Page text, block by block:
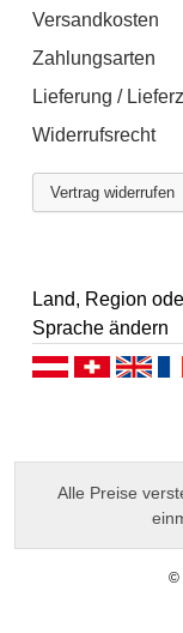
Versandkosten
Zahlungsarten
Lieferung /
Widerrufsrecht
Vertrag widerrufen
Land, Region
Sprache ändern
Deutsch (AT)
Deutsch
Alle Preise
©